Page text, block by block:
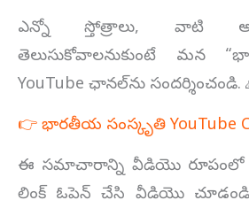
ఎన్నో స్తోత్రాలు, వాటి
తెలుసుకోవాలనుకుంటే మన
YouTube ఛానల్‌ను సందర్శించండి.
👉 భారతీయ సంస్కృతి YouTube
ఈ సమాచారాన్ని వీడియొ రూపంలో
లింక్ ఓపెన్ చేసి వీడియొ